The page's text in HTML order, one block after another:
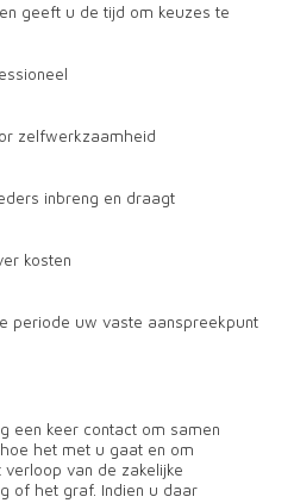
geeft u de tijd om keuzes te
zelfwerkzaamheid
inbreng en draagt
kosten
periode uw vaste aanspreekpunt
een keer contact om samen
het met u gaat en om
van de zakelijke
of het graf. Indien u daar